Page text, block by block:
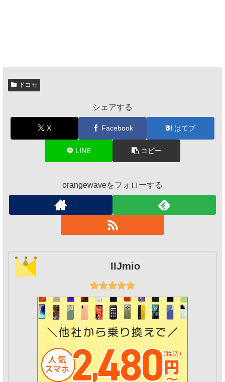
ドコモ
シェアする
X Facebook はてブ
LINE コピー
orangewaveをフォローする
IIJmio